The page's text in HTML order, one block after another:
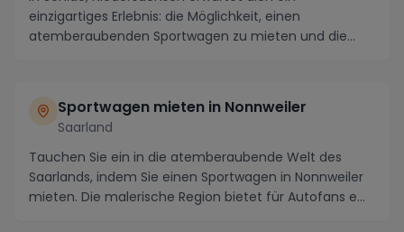
einzigartiges Erlebnis: die Möglichkeit, einen
atemberaubenden Sportwagen zu mieten und die
Sportwagen mieten in Nonnweiler
Saarland
Tauchen Sie ein in die atemberaubende Welt des
Saarlands, indem Sie einen Sportwagen in Nonnweiler
mieten. Die malerische Region bietet für Autofans e...